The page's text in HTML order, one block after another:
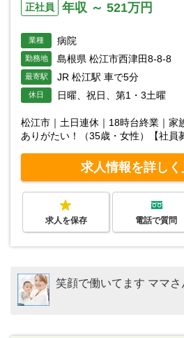
正社員 年収 ～ 521万円
業種 病院
勤務地 島根県 松江市西津田8-8-8
最寄駅 JR 松江駅 車で5分
休日 日曜、祝日、第1・3土曜
松江市｜土日連休｜18時台終業｜家
ありがたい！（35歳・女性）【社員
求人情報を詳し
求人を保存 電話で質問
笑顔で働いてます ママさ